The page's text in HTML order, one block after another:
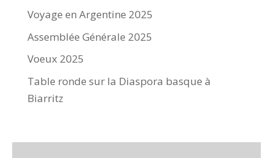
Voyage en Argentine 2025
Assemblée Générale 2025
Voeux 2025
Table ronde sur la Diaspora basque à
Biarritz